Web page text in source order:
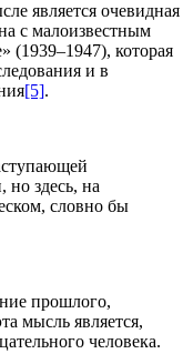
является очевидная
с малоизвестным
(1939–1947), которая
и в
[5].
здесь, на
словно бы
прошлого,
мысль является,
человека.